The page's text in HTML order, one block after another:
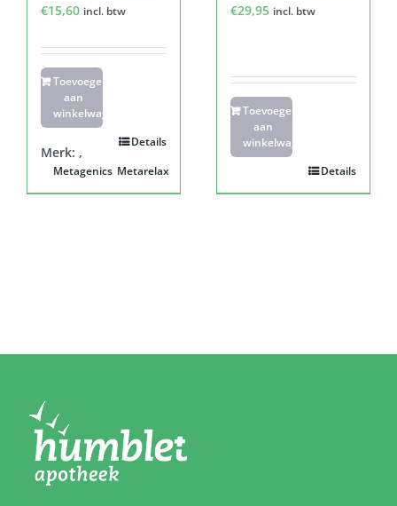
€15,60 incl. btw
Toevoegen
aan
winkelwagen
Details
Merk:
Metagenics
,
Metarelax
€29,95 incl. btw
Toevoegen
aan
winkelwagen
Details